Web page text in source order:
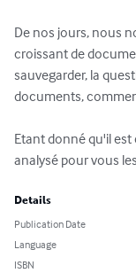
De nos jours, nous
croissant de
sauvegarder, la
documents,
Etant donné qu'il est
analysé pour vous
Details
Publication Date
Language
ISBN